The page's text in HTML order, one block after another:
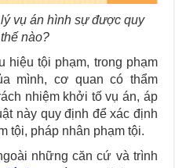
vụ án hình sự được quy
nào?
hiệu tội phạm, trong phạm
mình, cơ quan có thẩm
nhiệm khởi tố vụ án, áp
này quy định để xác định
tội, pháp nhân phạm tội.
những căn cứ và trình